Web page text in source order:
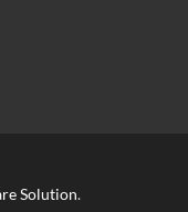
Solution.